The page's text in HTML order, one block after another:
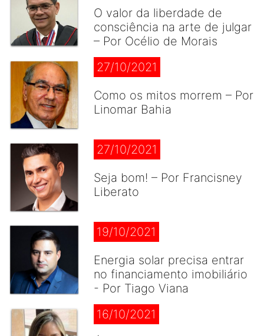
O valor da liberdade de
consciência na arte de julgar
– Por Océlio de Morais
27/10/2021
Como os mitos morrem – Por
Linomar Bahia
27/10/2021
Seja bom! – Por Francisney
Liberato
19/10/2021
Energia solar precisa entrar
no financiamento imobiliário
- Por Tiago Viana
16/10/2021